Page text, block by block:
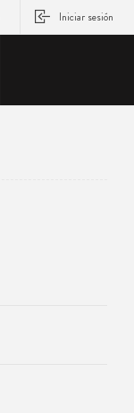
Iniciar sesión